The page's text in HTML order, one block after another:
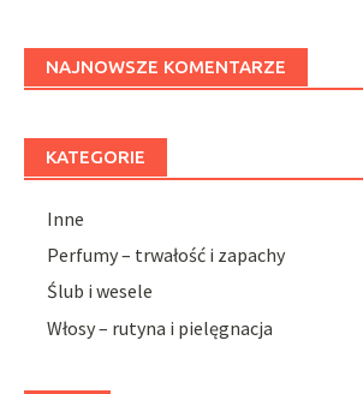
NAJNOWSZE KOMENTARZE
KATEGORIE
Inne
Perfumy – trwałość i zapachy
Ślub i wesele
Włosy – rutyna i pielęgnacja